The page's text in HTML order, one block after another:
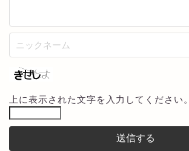
上に表示された文字を入力してください。